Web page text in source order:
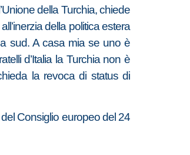
della Turchia, chiede
della politica estera
sud. A casa mia se uno è
d’Italia la Turchia non è
la revoca di status di
Consiglio europeo del 24